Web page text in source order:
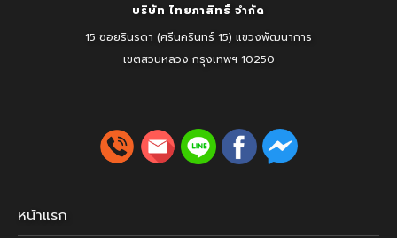
บริษัท ไทยภาสิทธิ์ จำกัด
15 ซอยรินรดา (ศรีนครินทร์ 15) แขวงพัฒนาการ
เขตสวนหลวง กรุงเทพฯ 10250
หน้าแรก